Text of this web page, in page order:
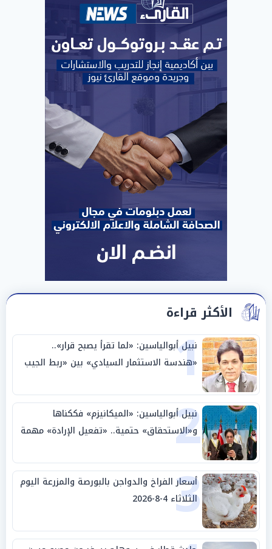
الأكثر قراءة
1
نبيل أبوالياسين: «لما تقرأ يصبح قرار»..
«هندسة الاستثمار السيادي» بين «ربط الجيب
بالوطن» و«سيادة الكلمة»
2
نبيل أبوالياسين: «الميكانيزم» فككناها
و«الاستحقاق» حتمية.. «تفعيل الإرادة» مهمة
الجامعة العربية
3
أسعار الفراخ والدواجن بالبورصة والمزرعة اليوم
الثلاثاء 4-8-2026